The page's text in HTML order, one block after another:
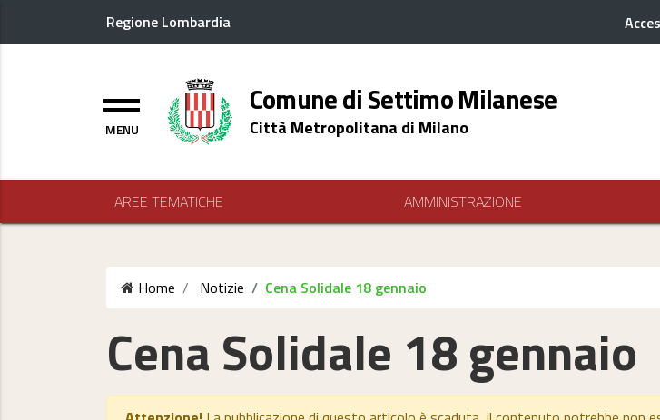
Regione Lombardia
Menu Logo header
Comune di Settimo Milanese
Città Metropolitana di Milano
AREE TEMATICHE AMMINISTRAZIONE
Home Notizie Cena Solidale 18 gennaio
Cena Solidale 18 gennaio